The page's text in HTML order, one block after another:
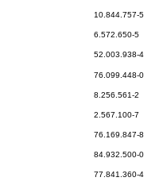
10.844.757-5
6.572.650-5
52.003.938-4
76.099.448-0
8.256.561-2
2.567.100-7
76.169.847-8
84.932.500-0
77.841.360-4